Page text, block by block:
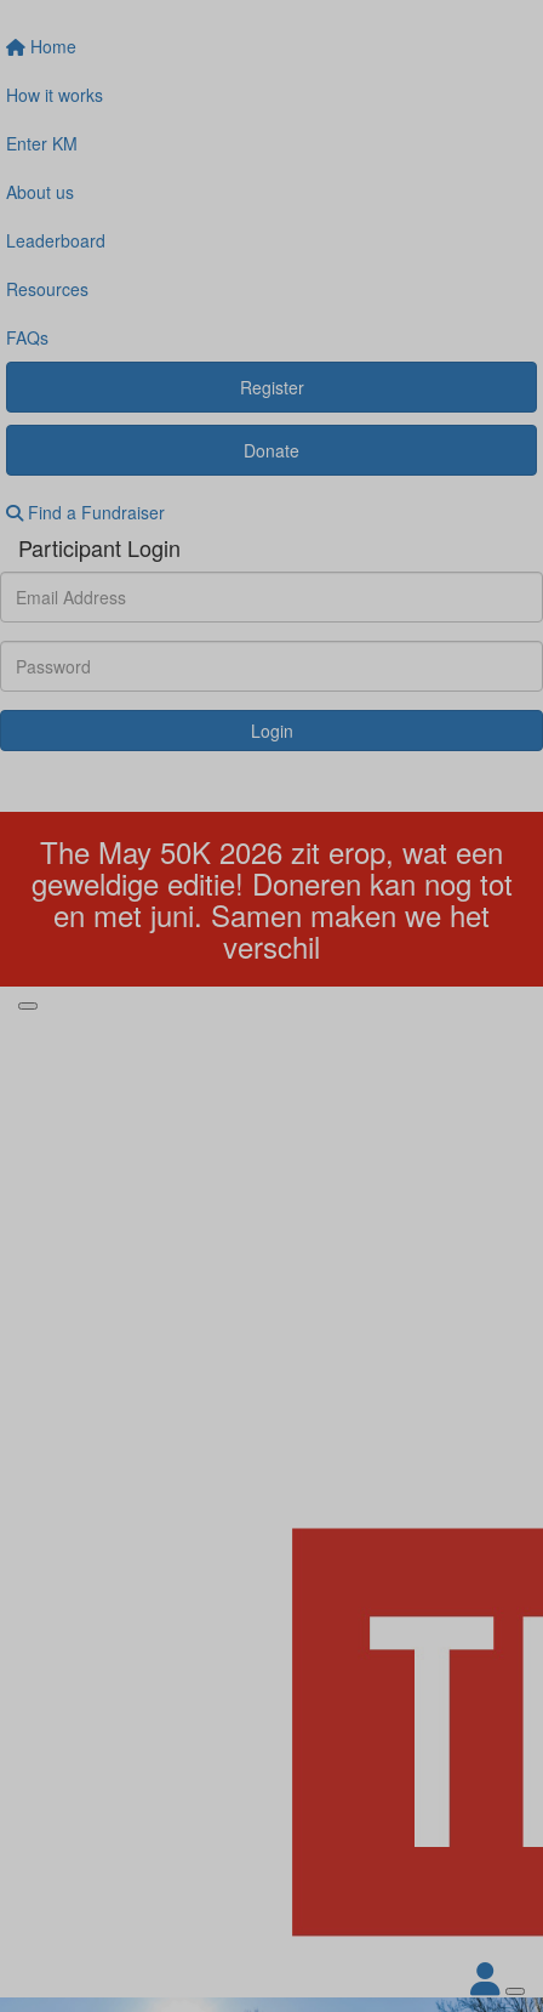
Home
How it works
Enter KM
About us
Leaderboard
Resources
FAQs
Register
Donate
Find a Fundraiser
Participant Login
Login
The May 50K 2026 zit erop, wat een
geweldige editie! Doneren kan nog tot
en met juni. Samen maken we het
verschil